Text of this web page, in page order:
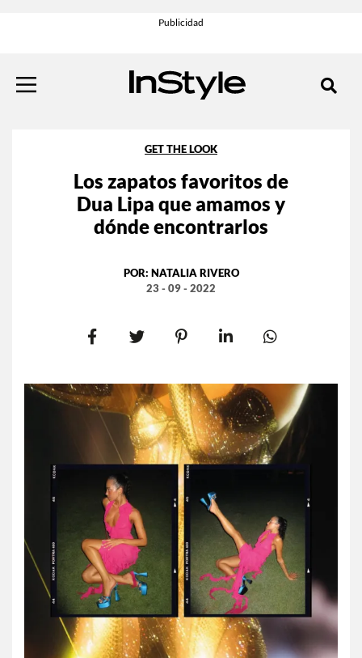
GET THE LOOK
Los zapatos favoritos de
Dua Lipa que amamos y
dónde encontrarlos
POR: NATALIA RIVERO
23 - 09 - 2022